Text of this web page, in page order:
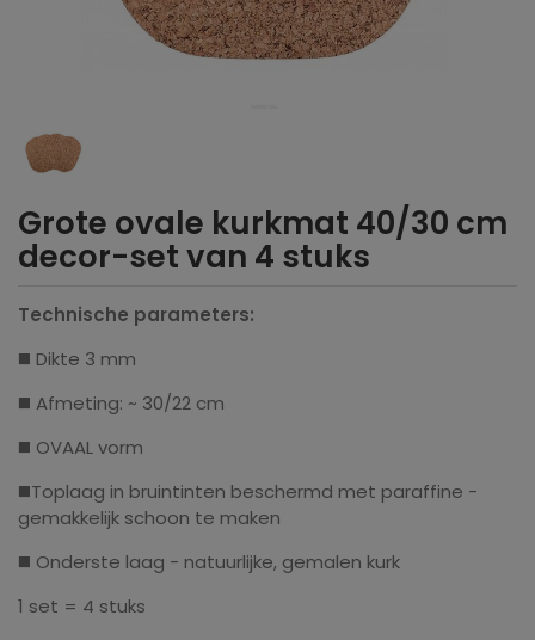
Grote ovale kurkmat 40/30 cm
decor-set van 4 stuks
Technische parameters:
◼️ Dikte 3 mm
◼️ Afmeting: ~ 30/22 cm
◼️ OVAAL vorm
◼️Toplaag in bruintinten beschermd met paraffine -
gemakkelijk schoon te maken
◼️ Onderste laag - natuurlijke, gemalen kurk
1 set = 4 stuks